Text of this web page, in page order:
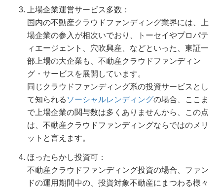
上場企業運営サービス多数：
国内の不動産クラウドファンディング業界には、上
場企業の参入が相次いでおり、トーセイやプロパテ
ィエージェント、穴吹興産、などといった、東証一
部上場の大企業も、不動産クラウドファンディン
グ・サービスを展開しています。
同じクラウドファンディング系の投資サービスとし
て知られる ソーシャルレンディングの場合、ここま
で上場企業の関与数は多くありませんから、この点
は、不動産クラウドファンディングならではのメリ
ットと言えます。
ほったらかし投資可：
不動産クラウドファンディング投資の場合、ファン
ドの運用期間中の、投資対象不動産にまつわる様々